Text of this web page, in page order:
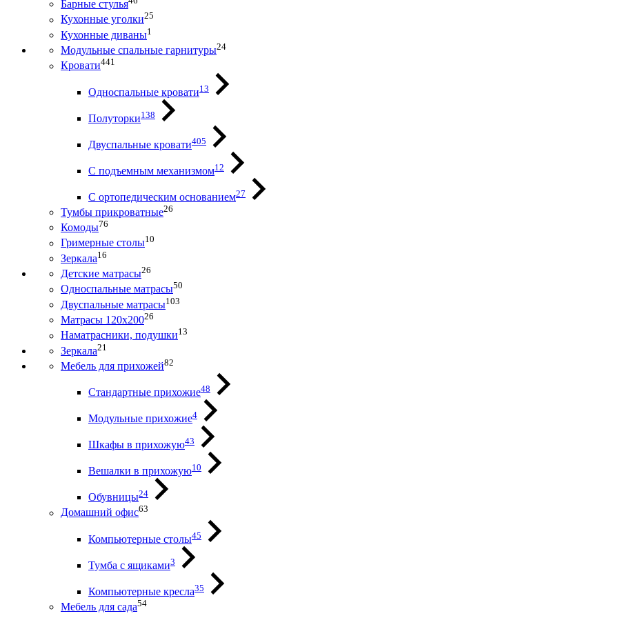
Барные стулья
Кухонные уголки25
Кухонные диваны1
Модульные спальные гарнитуры24
Кровати441
Односпальные кровати13
Полуторки138
Двуспальные кровати405
С подъемным механизмом12
С ортопедическим основанием27
Тумбы прикроватные26
Комоды76
Гримерные столы10
Зеркала16
Детские матрасы26
Односпальные матрасы50
Двуспальные матрасы103
Матрасы 120х20026
Наматрасники, подушки13
Зеркала21
Мебель для прихожей82
Стандартные прихожие48
Модульные прихожие4
Шкафы в прихожую43
Вешалки в прихожую10
Обувницы24
Домашний офис63
Компьютерные столы45
Тумба с ящиками3
Компьютерные кресла35
Мебель для сада54